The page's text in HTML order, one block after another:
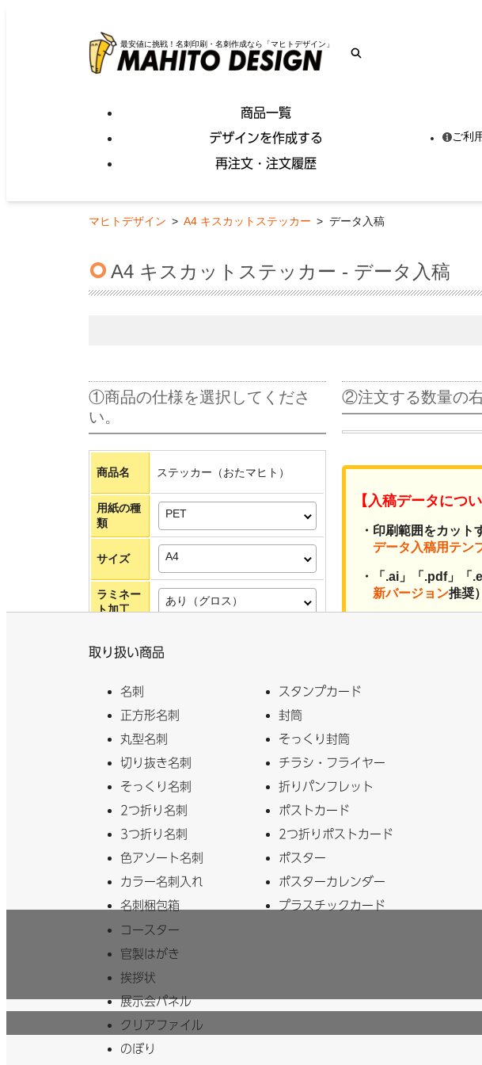
最安値に挑戦！名刺印刷・名刺作成なら「マヒトデザイン」
商品一覧
デザインを作成する
再注文・注文履歴
ご利
マヒトデザイン > A4 キスカットステッカー > データ入稿
A4 キスカットステッカー - データ入稿
①商品の仕様を選択してくださ
い。
商品名 ステッカー（おたマヒト）
用紙の種
類
PET
サイズ A4
ラミネー
ト加工
あり（グロス）
お気に入りに追加
選択中の用紙・加工を「
」として登録でき
②注文する数量の
【入稿データについ
・印刷範囲をカット
データ入稿用テン
・「.ai」「.pdf」
新バージョン推奨）
取り扱い商品
名刺
正方形名刺
丸型名刺
切り抜き名刺
そっくり名刺
2つ折り名刺
3つ折り名刺
色アソート名刺
カラー名刺入れ
名刺梱包箱
スタンプカード
封筒
そっくり封筒
チラシ・フライヤー
折りパンフレット
ポストカード
2つ折りポストカード
ポスター
ポスターカレンダー
プラスチックカード
コースター
官製はがき
挨拶状
展示会パネル
クリアファイル
のぼり